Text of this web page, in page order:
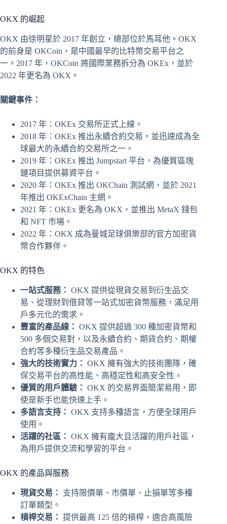
OKX 的崛起
OKX 由徐明星於 2017 年創立，總部位於馬耳他。OKX
的前身是 OKCoin，是中國最早的比特幣交易平台之
一。2017 年，OKCoin 將國際業務拆分為 OKEx，並於
2022 年更名為 OKX。
關鍵事件：
2017 年：OKEx 交易所正式上線。
2018 年：OKEx 推出永續合約交易，並迅速成為全
球最大的永續合約交易所之一。
2019 年：OKEx 推出 Jumpstart 平台，為優質區塊
鏈項目提供募資平台。
2020 年：OKEx 推出 OKChain 測試網，並於 2021
年推出 OKExChain 主網。
2021 年：OKEx 更名為 OKX，並推出 MetaX 錢包
和 NFT 市場。
2022 年：OKX 成為曼城足球俱樂部的官方加密貨
幣合作夥伴。
OKX 的特色
一站式服務： OKX 提供從現貨交易到衍生品交
易、從理財到借貸等一站式加密貨幣服務，滿足用
戶多元化的需求。
豐富的產品線： OKX 提供超過 300 種加密貨幣和
500 多個交易對，以及永續合約、期貨合約、期權
合約等多種衍生品交易產品。
強大的技術實力： OKX 擁有強大的技術團隊，確
保交易平台的高性能、高穩定性和高安全性。
優質的用戶體驗： OKX 的交易界面簡潔易用，即
使是新手也能快速上手。
多語言支持： OKX 支持多種語言，方便全球用戶
使用。
活躍的社區： OKX 擁有龐大且活躍的用戶社區，
為用戶提供交流和學習的平台。
OKX 的產品與服務
現貨交易：
支持限價單、市價單、止損單等多種
訂單類型。
槓桿交易： 提供最高 125 倍的槓桿，適合高風險